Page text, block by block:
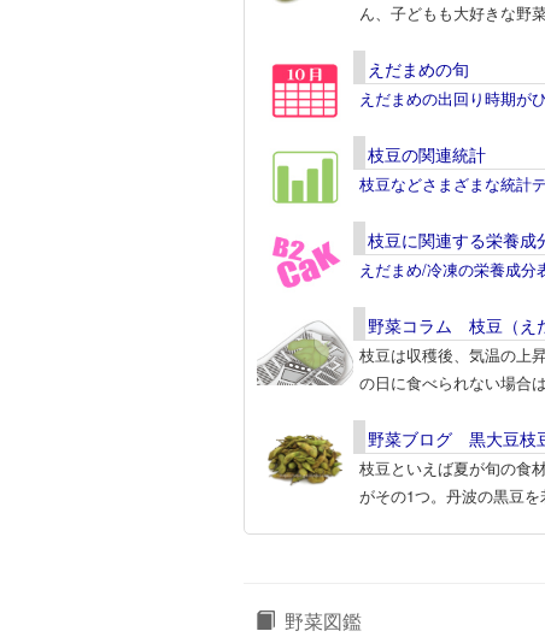
ん、子どもも大好きな野
えだまめの旬
えだまめの出回り時期が
枝豆の関連統計
枝豆などさまざまな統計
枝豆に関連する栄養成
えだまめ/冷凍の栄養成分
野菜コラム 枝豆（え
枝豆は収穫後、気温の上
の日に食べられない場合
野菜ブログ 黒大豆枝
枝豆といえば夏が旬の食
がその1つ。丹波の黒豆
野菜図鑑